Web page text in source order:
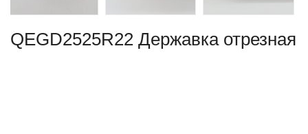
QEGD2525R22 Державка отрезная